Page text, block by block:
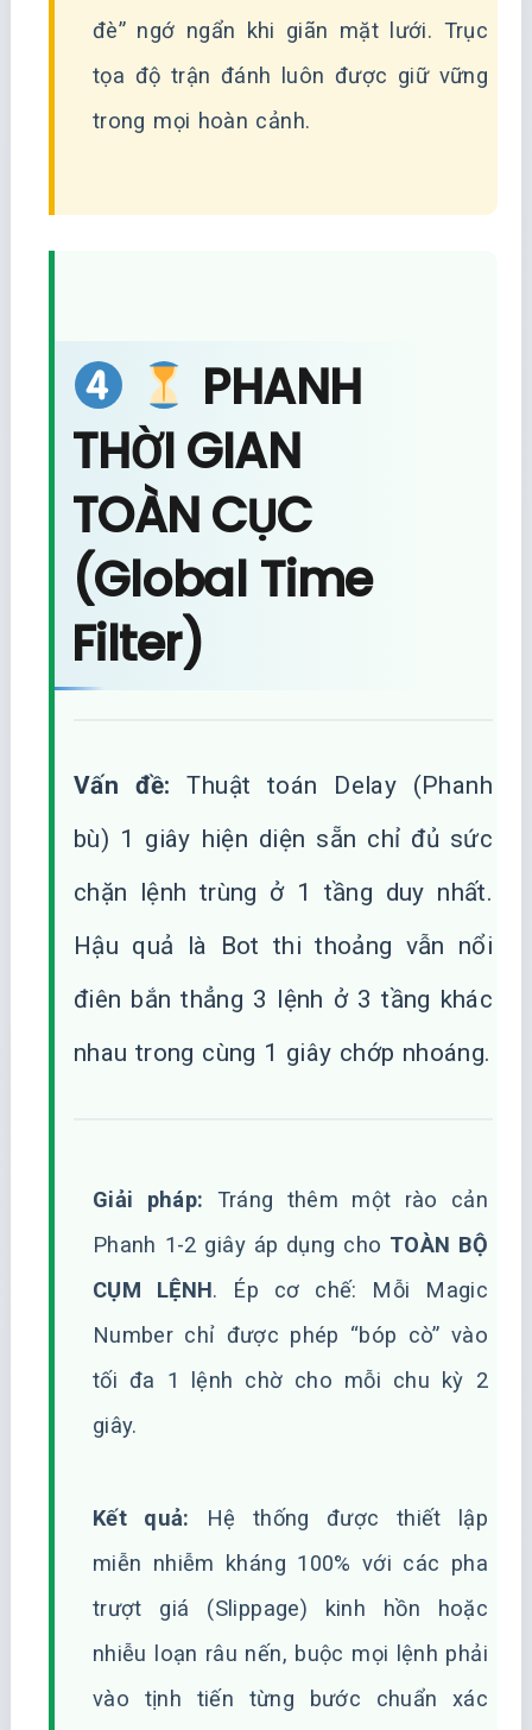
đè” ngớ ngẩn khi giãn mặt lưới. Trục
tọa độ trận đánh luôn được giữ vững
trong mọi hoàn cảnh.
PHANH
THỜI GIAN
TOÀN CỤC
(Global Time
Filter)
Vấn đề: Thuật toán Delay (Phanh
bù) 1 giây hiện diện sẵn chỉ đủ sức
chặn lệnh trùng ở 1 tầng duy nhất.
Hậu quả là Bot thi thoảng vẫn nổi
điên bắn thẳng 3 lệnh ở 3 tầng khác
nhau trong cùng 1 giây chớp nhoáng.
Giải pháp: Tráng thêm một rào cản
Phanh 1-2 giây áp dụng cho TOÀN BỘ
CỤM LỆNH. Ép cơ chế: Mỗi Magic
Number chỉ được phép “bóp cò” vào
tối đa 1 lệnh chờ cho mỗi chu kỳ 2
giây.
Kết quả: Hệ thống được thiết lập
miễn nhiễm kháng 100% với các pha
trượt giá (Slippage) kinh hồn hoặc
nhiễu loạn râu nến, buộc mọi lệnh phải
vào tịnh tiến từng bước chuẩn xác